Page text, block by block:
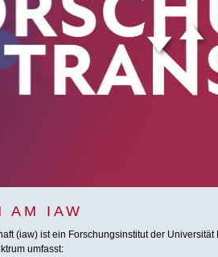
AM IAW
(iaw) ist ein Forschungsinstitut der
umfasst: